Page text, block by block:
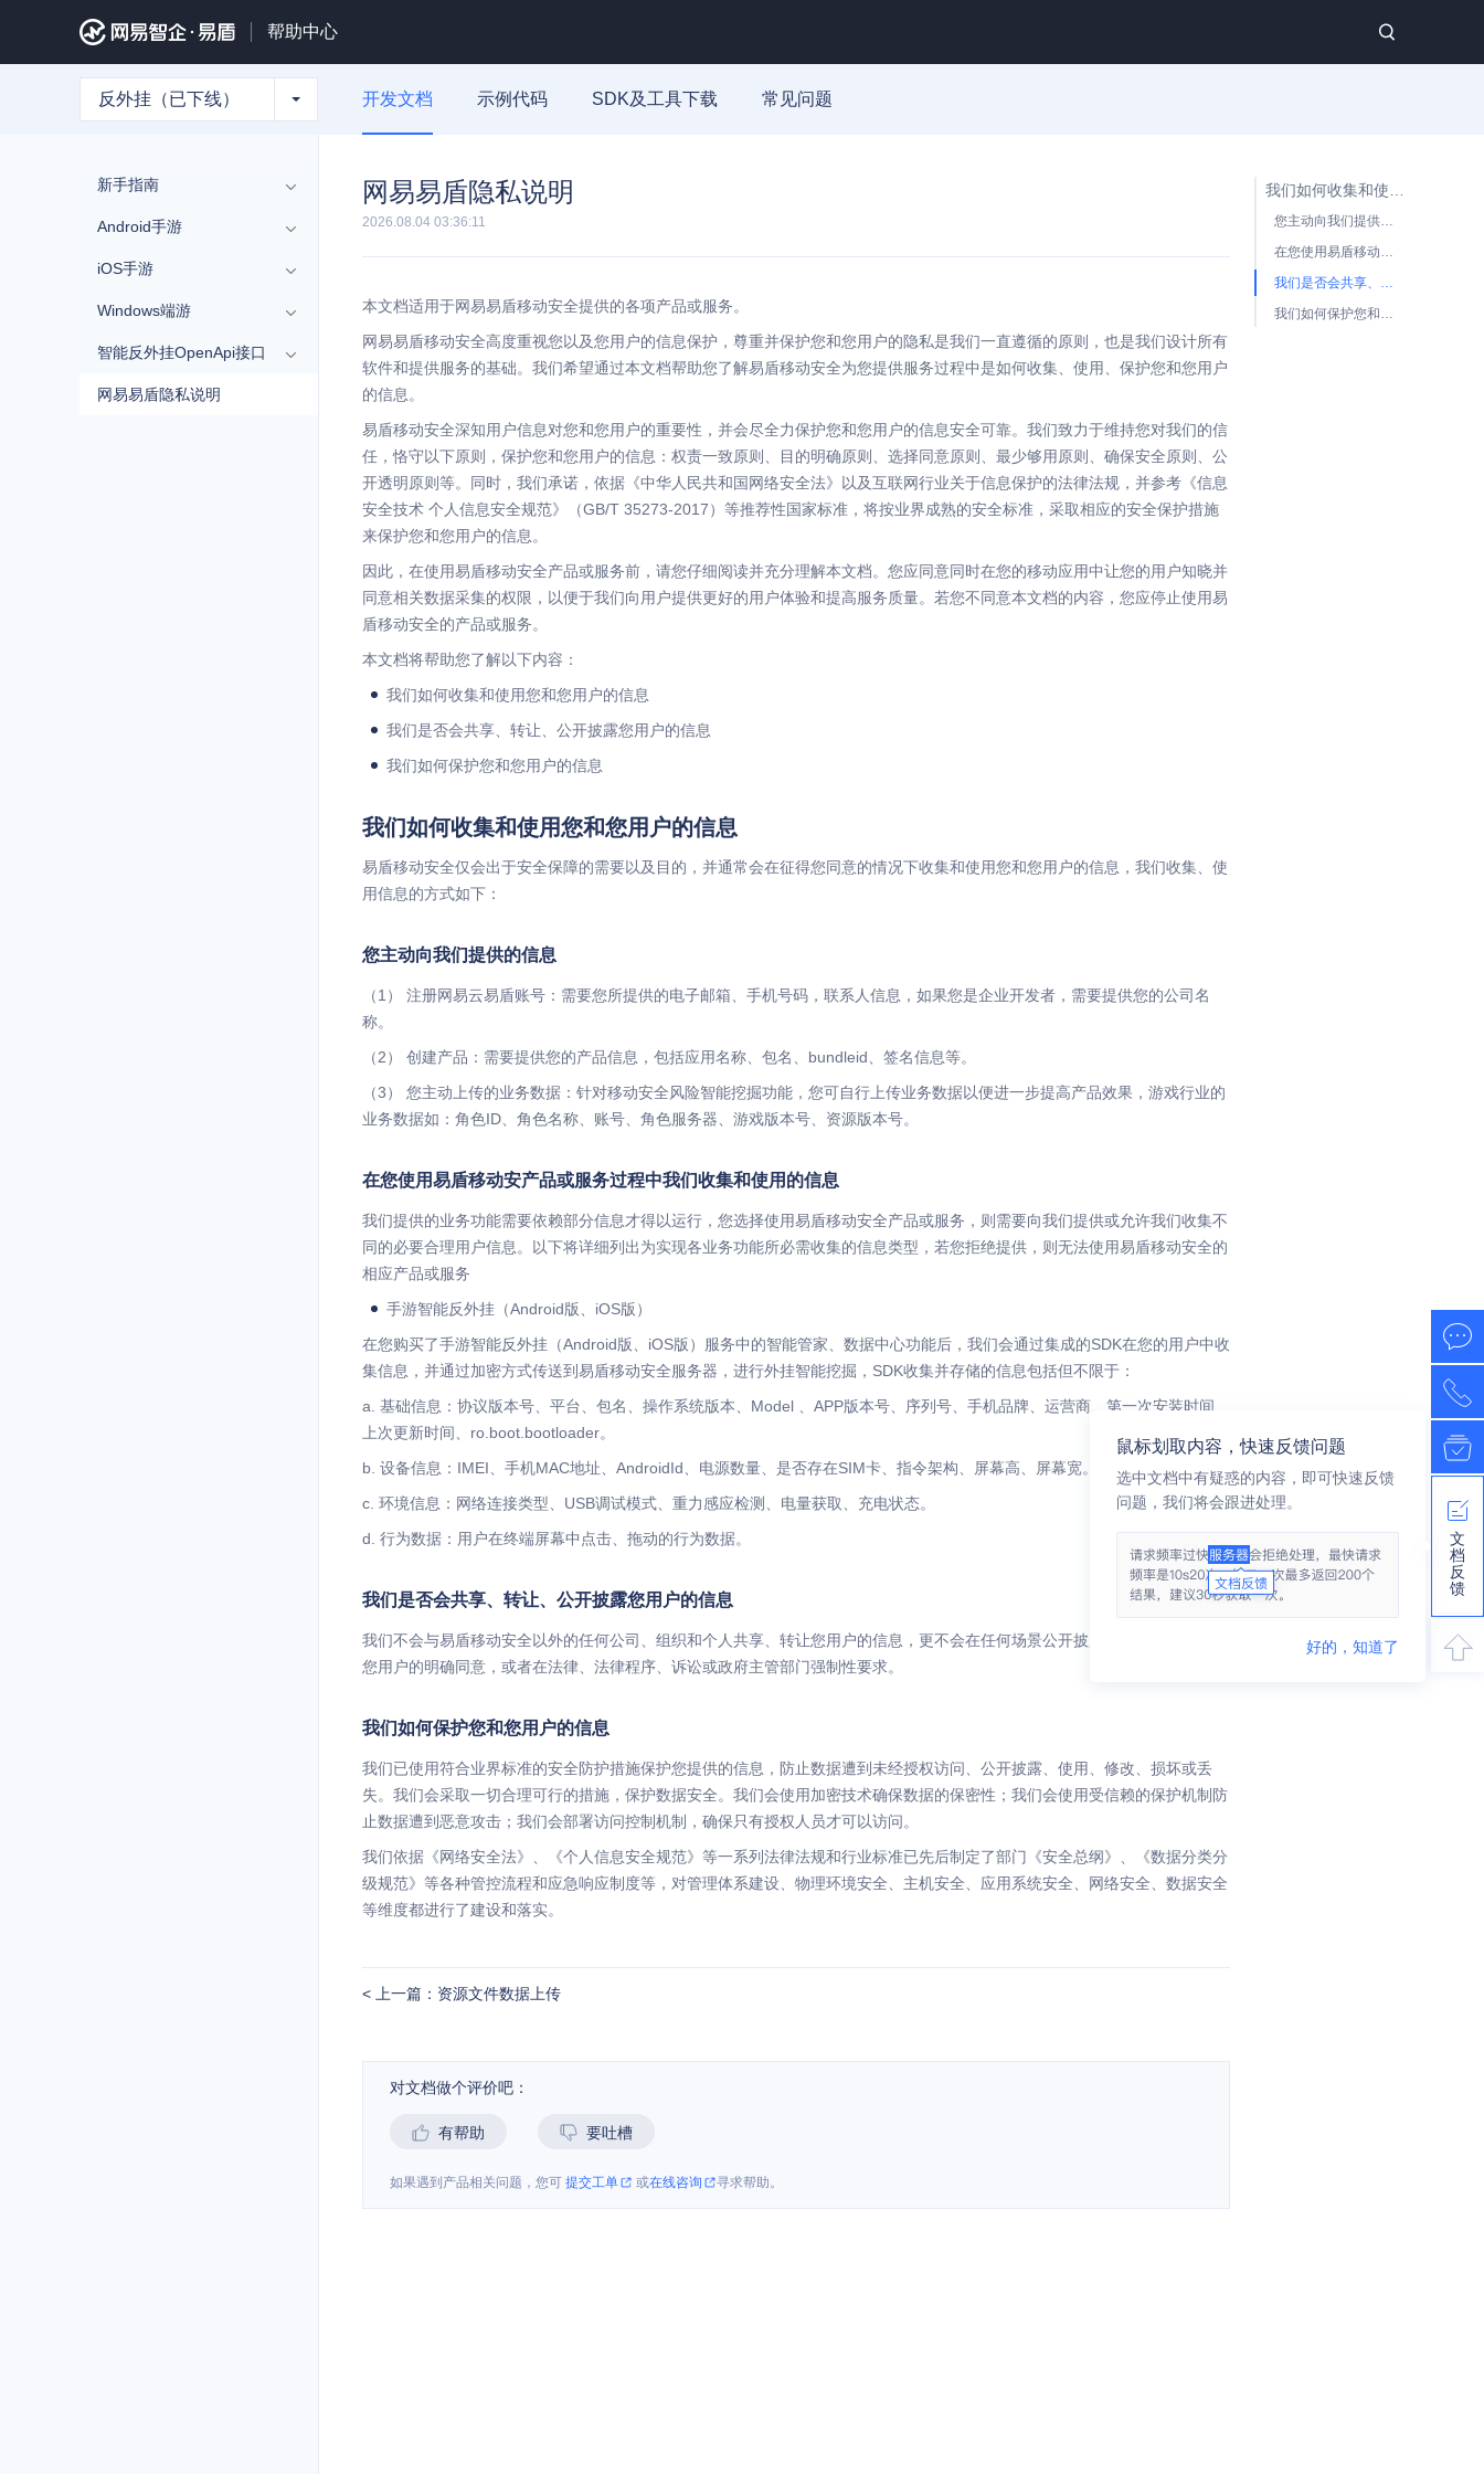
帮助中心
反外挂（已下线） 开发文档 示例代码 SDK及工具下载 常见问题
新手指南
Android手游
iOS手游
Windows端游
智能反外挂OpenApi接口
网易易盾隐私说明
网易易盾隐私说明
2026.08.04 03:36:11
您主动向我们提供的信息
在您使用易盾移动安产品或服务过程中我们收集和使用的信息
我们是否会共享、转让、公开披露您用户的信息
我们如何保护您和您用户的信息
本文档适用于网易易盾移动安全提供的各项产品或服务。
网易易盾移动安全高度重视您以及您用户的信息保护，尊重并保护您和您用户的隐私是我们一直遵循的原则，也是我们设计所有
软件和提供服务的基础。我们希望通过本文档帮助您了解易盾移动安全为您提供服务过程中是如何收集、使用、保护您和您用户
的信息。
易盾移动安全深知用户信息对您和您用户的重要性，并会尽全力保护您和您用户的信息安全可靠。我们致力于维持您对我们的信
任，恪守以下原则，保护您和您用户的信息：权责一致原则、目的明确原则、选择同意原则、最少够用原则、确保安全原则、公
开透明原则等。同时，我们承诺，依据《中华人民共和国网络安全法》以及互联网行业关于信息保护的法律法规，并参考《信息
安全技术 个人信息安全规范》（GB/T 35273-2017）等推荐性国家标准，将按业界成熟的安全标准，采取相应的安全保护措施
来保护您和您用户的信息。
因此，在使用易盾移动安全产品或服务前，请您仔细阅读并充分理解本文档。您应同意同时在您的移动应用中让您的用户知晓并
同意相关数据采集的权限，以便于我们向用户提供更好的用户体验和提高服务质量。若您不同意本文档的内容，您应停止使用易
盾移动安全的产品或服务。
本文档将帮助您了解以下内容：
我们如何收集和使用您和您用户的信息
我们是否会共享、转让、公开披露您用户的信息
我们如何保护您和您用户的信息
我们如何收集和使用您和您用户的信息
易盾移动安全仅会出于安全保障的需要以及目的，并通常会在征得您同意的情况下收集和使用您和您用户的信息，我们收集、使
用信息的方式如下：
您主动向我们提供的信息
（1） 注册网易云易盾账号：需要您所提供的电子邮箱、手机号码，联系人信息，如果您是企业开发者，需要提供您的公司名
称。
（2） 创建产品：需要提供您的产品信息，包括应用名称、包名、bundleid、签名信息等。
（3） 您主动上传的业务数据：针对移动安全风险智能挖掘功能，您可自行上传业务数据以便进一步提高产品效果，游戏行业的
业务数据如：角色ID、角色名称、账号、角色服务器、游戏版本号、资源版本号。
在您使用易盾移动安产品或服务过程中我们收集和使用的信息
我们提供的业务功能需要依赖部分信息才得以运行，您选择使用易盾移动安全产品或服务，则需要向我们提供或允许我们收集不
同的必要合理用户信息。以下将详细列出为实现各业务功能所必需收集的信息类型，若您拒绝提供，则无法使用易盾移动安全的
相应产品或服务
手游智能反外挂（Android版、iOS版）
在您购买了手游智能反外挂（Android版、iOS版）服务中的智能管家、数据中心功能后，我们会通过集成的SDK在您的用户中收
集信息，并通过加密方式传送到易盾移动安全服务器，进行外挂智能挖掘，SDK收集并存储的信息包括但不限于：
a. 基础信息：协议版本号、平台、包名、操作系统版本、Model 、APP版本号、序列号、手机品牌、运营商、第一次安装时间、
上次更新时间、ro.boot.bootloader。
b. 设备信息：IMEI、手机MAC地址、AndroidId、电源数量、是否存在SIM卡、指令架构、屏幕高、屏幕宽。
c. 环境信息：网络连接类型、USB调试模式、重力感应检测、电量获取、充电状态。
d. 行为数据：用户在终端屏幕中点击、拖动的行为数据。
我们是否会共享、转让、公开披露您用户的信息
我们不会与易盾移动安全以外的任何公司、组织和个人共享、转让您用户的信息，更不会在任何场景公开披露，除非在获得您和
您用户的明确同意，或者在法律、法律程序、诉讼或政府主管部门强制性要求。
我们如何保护您和您用户的信息
我们已使用符合业界标准的安全防护措施保护您提供的信息，防止数据遭到未经授权访问、公开披露、使用、修改、损坏或丢
失。我们会采取一切合理可行的措施，保护数据安全。我们会使用加密技术确保数据的保密性；我们会使用受信赖的保护机制防
止数据遭到恶意攻击；我们会部署访问控制机制，确保只有授权人员才可以访问。
我们依据《网络安全法》、《个人信息安全规范》等一系列法律法规和行业标准已先后制定了部门《安全总纲》、《数据分类分
级规范》等各种管控流程和应急响应制度等，对管理体系建设、物理环境安全、主机安全、应用系统安全、网络安全、数据安全
等维度都进行了建设和落实。
上一篇：资源文件数据上传
对文档做个评价吧：
有帮助 要吐槽
如果遇到产品相关问题，您可 提交工单 或在线咨询 寻求帮助。
文
档
反
馈
鼠标划取内容，快速反馈问题
选中文档中有疑惑的内容，即可快速反馈
问题，我们将会跟进处理。
好的，知道了